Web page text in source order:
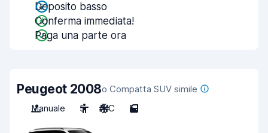
Deposito basso
Conferma immediata!
Paga una parte ora
Peugeot 2008o Compatta SUV simile
Manuale
5 A/C 5